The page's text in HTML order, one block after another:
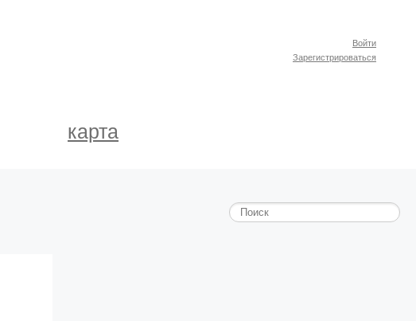
Войти
Зарегистрироваться
карта